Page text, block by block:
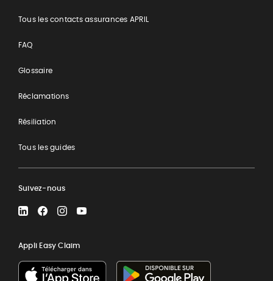
Tous les contacts assurances APRIL
FAQ
Glossaire
Réclamations
Résiliation
Tous les guides
Suivez-nous
LinkedInFacebookInstagramYouTube
Appli Easy Claim